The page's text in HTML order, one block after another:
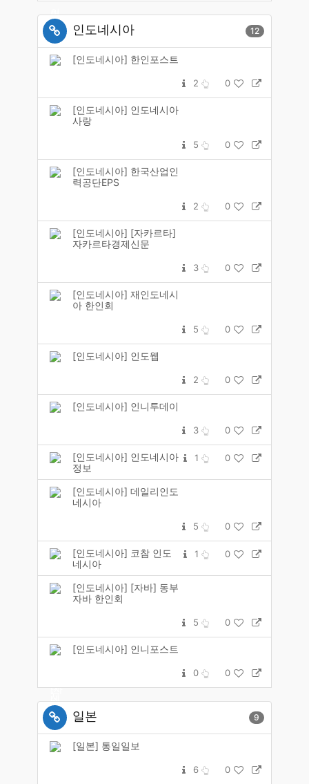
인도네시아 12
[인도네시아] 한인포스트
2 0
[인도네시아] 인도네시아
사랑
5 0
[인도네시아] 한국산업인
력공단EPS
2 0
[인도네시아] [자카르타]
자카르타경제신문
3 0
[인도네시아] 재인도네시
아 한인회
5 0
[인도네시아] 인도웹
2 0
[인도네시아] 인니투데이
3 0
[인도네시아] 인도네시아
정보
1 0
[인도네시아] 데일리인도
네시아
5 0
[인도네시아] 코참 인도
네시아
1 0
[인도네시아] [자바] 동부
자바 한인회
5 0
[인도네시아] 인니포스트
0 0
일본 9
[일본] 통일일보
6 0